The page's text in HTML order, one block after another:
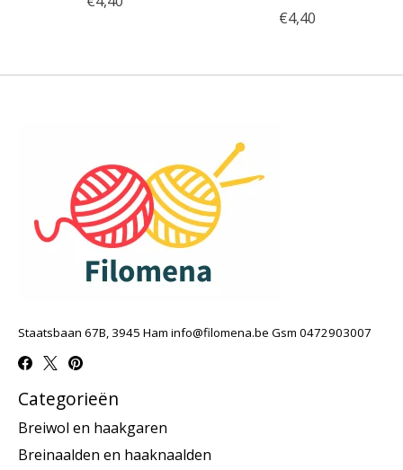
€4,40
Staatsbaan 67B, 3945 Ham info@filomena.be Gsm 0472903007
Categorieën
Breiwol en haakgaren
Breinaalden en haaknaalden